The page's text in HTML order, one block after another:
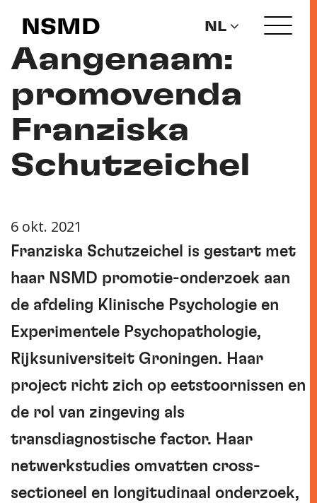
NSMD NL
Aangenaam:
promovenda
Franziska
Schutzeichel
6 okt. 2021
Franziska Schutzeichel is gestart met
haar NSMD promotie-onderzoek aan
de afdeling Klinische Psychologie en
Experimentele Psychopathologie,
Rijksuniversiteit Groningen. Haar
project richt zich op eetstoornissen en
de rol van zingeving als
transdiagnostische factor. Haar
netwerkstudies omvatten cross-
sectioneel en longitudinaal onderzoek,